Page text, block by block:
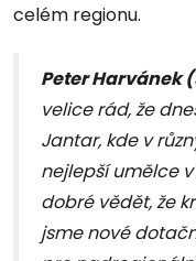
celém regionu.
Peter Harvánek
velice rád, že
Jantar, kde v
nejlepší umělce v
dobré vědět, že
jsme nové